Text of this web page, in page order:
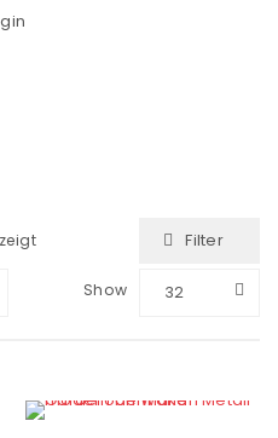
Filter
Show 32